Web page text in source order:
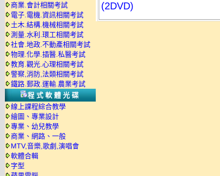
商業.會計相關考試
電子.電機.資訊相關考試
土木.結構.機械相關考試
測量.水利.環工相關考試
社會.地政.不動產相關考試
物理.化學.插醫.私醫考試
教育.觀光.心理相關考試
警察,消防,法類相關考試
鐵路.郵政.運輸.農業考試
程式軟體光碟
線上課程綜合教學
繪圖、專業設計
專業、幼兒教學
商業、網路、一般
MTV,音樂,歌劇,演唱會
軟體合輯
字型
(2DVD)